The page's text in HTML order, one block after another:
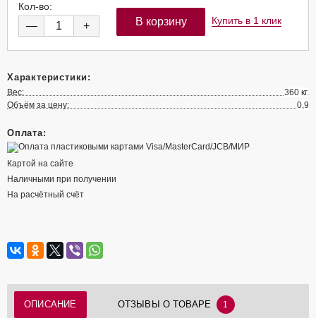
Кол-во:
— + Купить в 1 клик
Характеристики:
Вес:
360 кг.
Объём за цену:
0,9
Оплата:
Картой на сайте
Наличными при получении
На расчётный счёт
ОПИСАНИЕ ОТЗЫВЫ О ТОВАРЕ 1